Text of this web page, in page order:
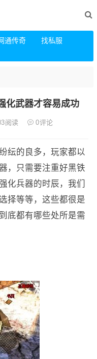
通传奇
找私服
化武器才容易成功
阅读 0评论
纭的良多，玩家都以
，只需要注重好黑铁
化兵器的时辰，我们
择等等，这些都很是
底都有哪些处所是需